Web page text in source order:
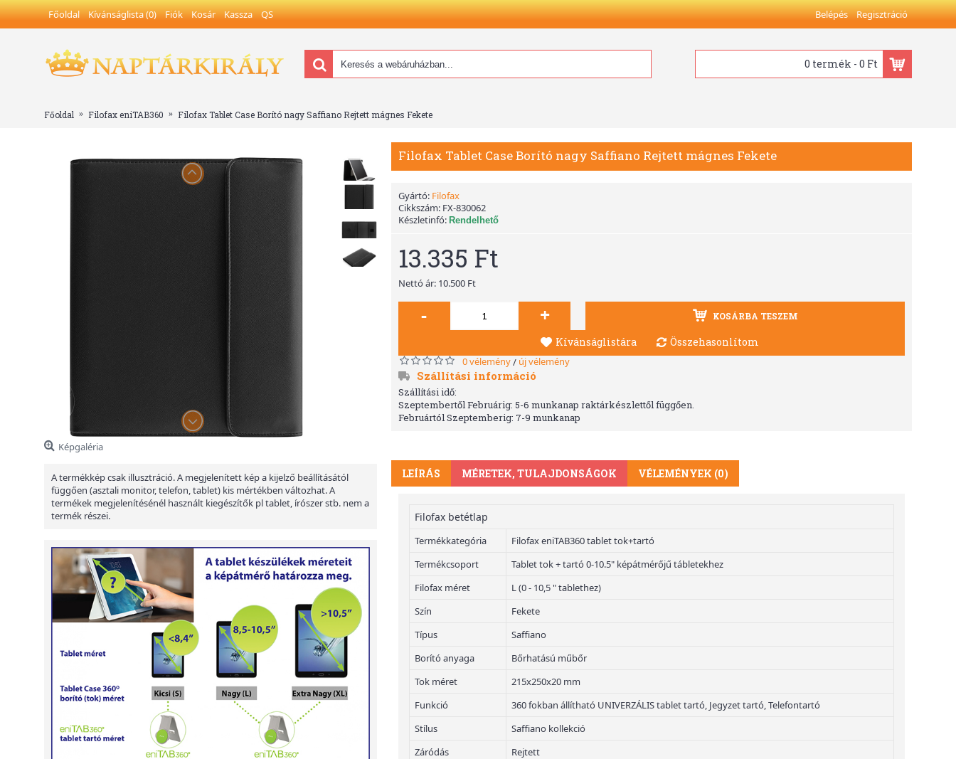
Főoldal Kívánságlista (0) Fiók Kosár Kassza QS Belépés Regisztráció
0 termék - 0 Ft
Főoldal Filofax eniTAB360 Filofax Tablet Case Borító nagy Saffiano Rejtett mágnes Fekete
Képgaléria
A termékkép csak illusztráció. A megjelenített kép a kijelző beállításától
függően (asztali monitor, telefon, tablet) kis mértékben változhat. A
termékek megjelenítésénél használt kiegészítők pl tablet, írószer stb. nem a
termék részei.
Filofax Tablet Case Borító nagy Saffiano Rejtett mágnes Fekete
Gyártó: Filofax
Cikkszám: FX-830062
Készletinfó: Rendelhető
13.335 Ft
Nettó ár: 10.500 Ft
- + KOSÁRBA TESZEM
Kívánságlistára Összehasonlítom
0 vélemény/ új vélemény
Szállítási információ
Szállítási idő:
Szeptembertől Februárig: 5-6 munkanap raktárkészlettől függően.
Februártól Szeptemberig: 7-9 munkanap
LEÍRÁS MÉRETEK, TULAJDONSÁGOK VÉLEMÉNYEK (0)
Filofax betétlap
Termékkategória
Filofax eniTAB360 tablet tok+tartó
Termékcsoport
Tablet tok + tartó 0-10.5" képátmérőjű tábletekhez
Filofax méret
L (0 - 10,5 " tablethez)
Szín
Fekete
Típus
Saffiano
Borító anyaga
Bőrhatású műbőr
Tok méret
215x250x20 mm
Funkció
360 fokban állítható UNIVERZÁLIS tablet tartó, Jegyzet tartó, Telefontartó
Stílus
Saffiano kollekció
Záródás
Rejtett